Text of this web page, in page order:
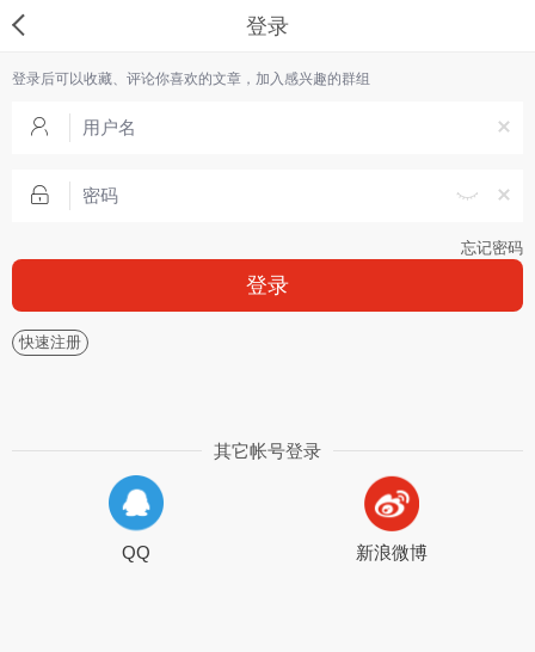
登录
登录后可以收藏、评论你喜欢的文章，加入感兴趣的群组
忘记密码
登录
快速注册
其它帐号登录
QQ 新浪微博